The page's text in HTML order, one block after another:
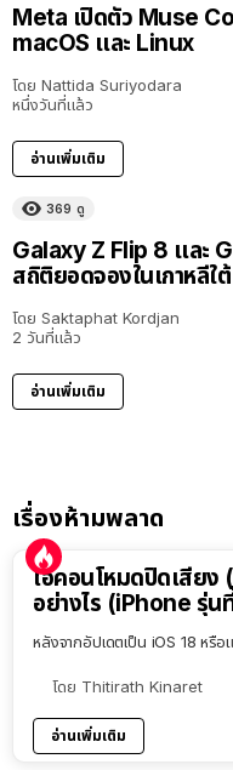
Meta เปิดตัว Muse
macOS และ Linux
โดย Nattida Suriyodara
หนึ่งวันที่แล้ว
อ่านเพิ่มเติม
369 ดู
Galaxy Z Flip 8 และ
สถิติยอดจองในเกาหลีใต้
โดย Saktaphat Kordjan
2 วันที่แล้ว
อ่านเพิ่มเติม
เรื่องห้ามพลาด
ไอคอนโหมดปิดเสียง
อย่างไร (iPhone รุ่
หลังจากอัปเดตเป็น iOS 18 หรื
โดย Thitirath Kinaret
อ่านเพิ่มเติม